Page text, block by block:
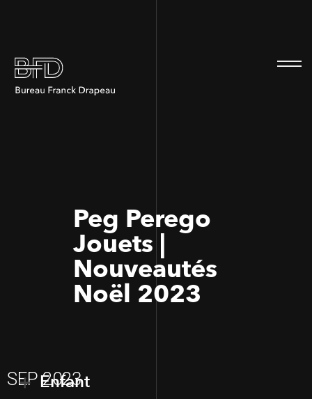
Peg Perego
Jouets |
Nouveautés
Noël 2023
SEP 2023
Enfant